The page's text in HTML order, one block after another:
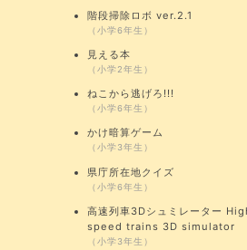
階段掃除ロボ ver.2.1
（小学6年生）
見える本
（小学2年生）
ねこから逃げろ!!!
（小学6年生）
かけ暗算ゲーム
（小学3年生）
県庁所在地クイズ
（小学6年生）
高速列車3Dシュミレーター
speed trains 3D simulator
（小学3年生）